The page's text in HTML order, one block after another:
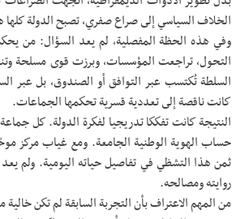
الخلاف السياسي إلى صراع صفري، تصبح الدولة كلها
وفي هذه الحظة المفصلية، لم يعد السؤال: من
التحول، تراجعت المؤسسات، وبرزت قوى مسلحة
السلطة تُكتسب عبر التوافق أو الصندوق، بل عبر
كانت ناقصة إلى تعددية قسرية تحكمها الجماعات.
النتيجة كانت تفككا تدريجيا لفكرة الدولة. كل
حساب الهوية الوطنية الجامعة. ومع غياب مركز
ثمن هذا التشظي في تفاصيل حياته اليومية. ولم
روايته ومصالحه.
من المهم الاعتراف بأن التجربة السابقة لم تكن